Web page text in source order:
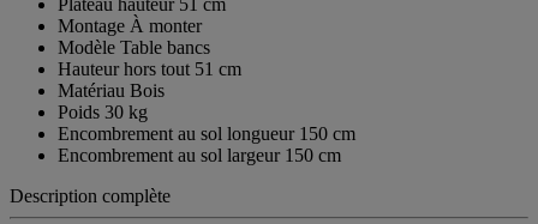
Plateau hauteur 51 cm
Montage À monter
Modèle Table bancs
Hauteur hors tout 51 cm
Matériau Bois
Poids 30 kg
Encombrement au sol longueur 150 cm
Encombrement au sol largeur 150 cm
Description complète